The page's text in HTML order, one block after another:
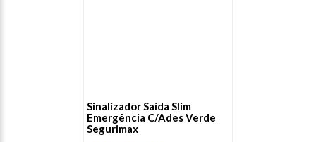
Sinalizador Saída Slim
Emergência C/Ades Verde
Segurimax